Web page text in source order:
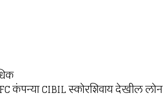
कंपन्या CIBIL स्कोरशिवाय देखील लोन